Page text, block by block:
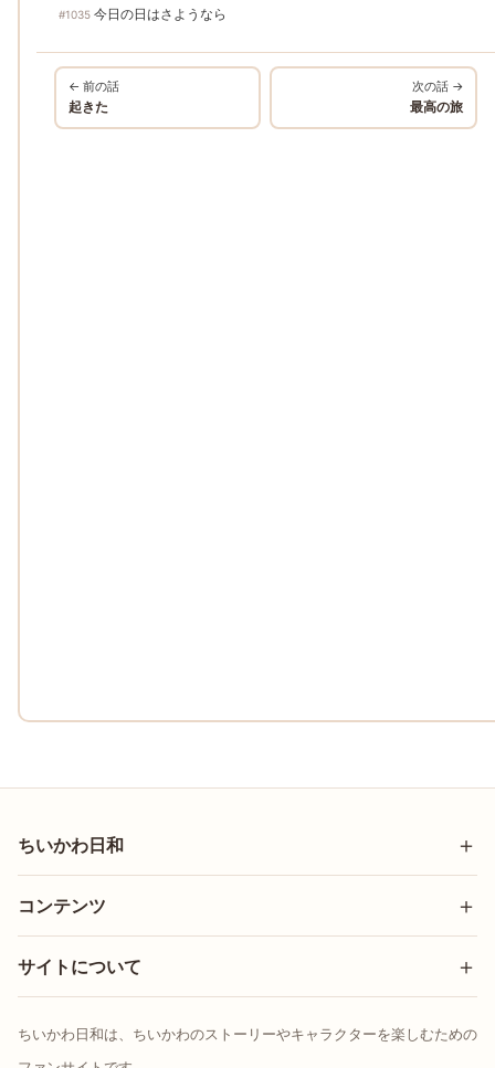
#1035 今日の日はさようなら
← 前の話
起きた
次の話 →
最高の旅
ちいかわ日和
コンテンツ
サイトについて
ちいかわ日和は、ちいかわのストーリーやキャラクターを楽しむための